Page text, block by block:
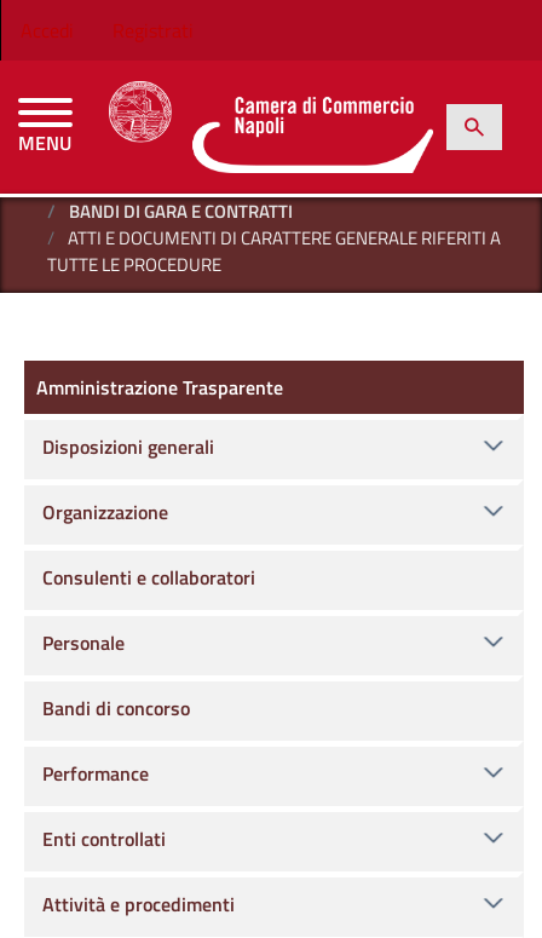
Menu profilo utente
Accedi Registrati
MENU
CAMERE DI COMMERCIO D'ITALIA
Cerca
h
BANDI DI GARA E CONTRATTI
ATTI E DOCUMENTI DI CARATTERE GENERALE RIFERITI A
TUTTE LE PROCEDURE
Amministrazione Trasparente
Amministrazione Trasparente
Disposizioni generali
Organizzazione
Consulenti e collaboratori
Personale
Bandi di concorso
Performance
Enti controllati
Attività e procedimenti